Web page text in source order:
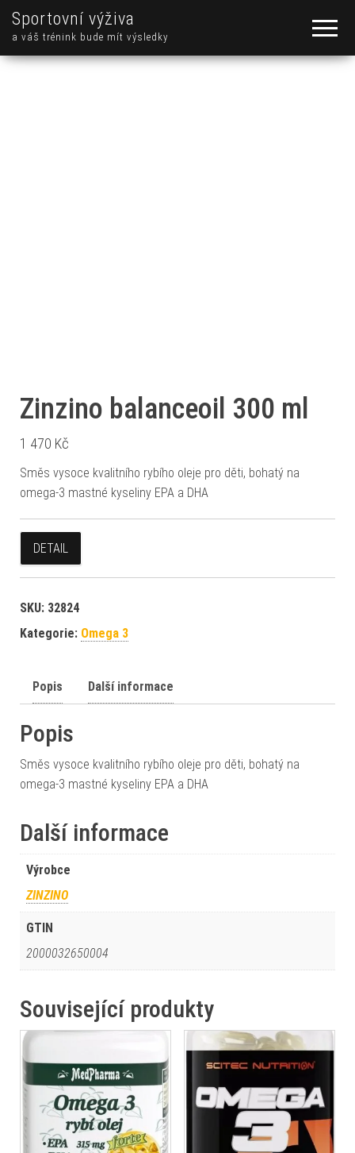
Sportovní výživa
a váš trénink bude mít výsledky
Zinzino balanceoil 300 ml
1 470 Kč
Směs vysoce kvalitního rybího oleje pro děti, bohatý na
omega-3 mastné kyseliny EPA a DHA
DETAIL
SKU: 32824
Kategorie: Omega 3
Popis Další informace
Popis
Směs vysoce kvalitního rybího oleje pro děti, bohatý na
omega-3 mastné kyseliny EPA a DHA
Další informace
Výrobce
ZINZINO
GTIN
2000032650004
Související produkty